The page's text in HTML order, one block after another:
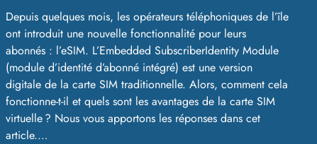
Depuis quelques mois, les opérateurs téléphoniques de l’île
ont introduit une nouvelle fonctionnalité pour leurs
abonnés : l’eSIM. L’Embedded SubscriberIdentity Module
(module d’identité d’abonné intégré) est une version
digitale de la carte SIM traditionnelle. Alors, comment cela
fonctionne-t-il et quels sont les avantages de la carte SIM
virtuelle ? Nous vous apportons les réponses dans cet
article.…